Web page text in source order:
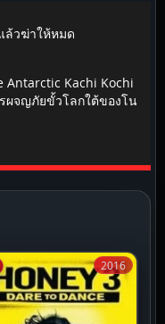
ล้วฆ่าให้หมด
Antarctic Kachi Kochi
ผจญภัยขั้วโลกใต้ของโน
2016